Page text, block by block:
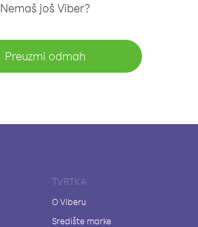
Nemaš još Viber?
Preuzmi odmah
TVRTKA
O Viberu
Središte marke